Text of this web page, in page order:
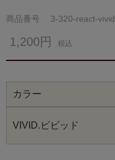
商品番号 3-320-react-vivid
1,200円 税込
カラー
VIVID.ビビッド